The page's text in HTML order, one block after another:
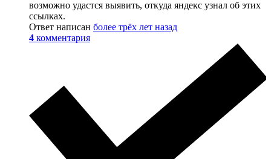
возможно удастся выявить, откуда яндекс узнал об этих
ссылках.
Ответ написан более трёх лет назад
4 комментария